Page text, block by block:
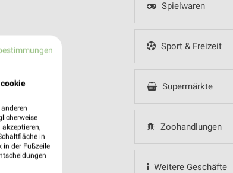
Spielwaren
Sport & Freizeit
Supermärkte
Zoohandlungen
Weitere Geschäfte
akzeptieren,
in
in der Fußzeile